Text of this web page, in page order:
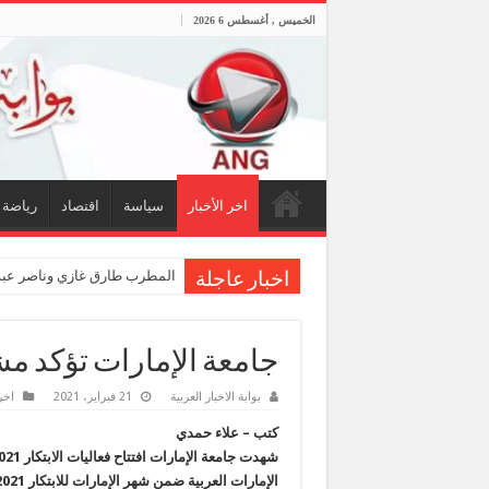
الخميس , أغسطس 6 2026
اخر الأخبار سياسة اقتصاد رياضة
اخبار عاجلة المطرب طارق غازي وناصر
جامعة الإمارات تؤكد
بوابة الاخبار العربية 21 فبراير، 2021
كتب – علاء حمدي
الإمارات العربية ضمن شهر الإمارات للابتكار 2021، وتستمر حتى 27 فبراير الجاري.